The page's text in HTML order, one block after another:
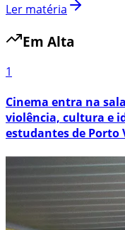
Ler matéria
Em Alta
1
Cinema entra na
violência, cultura e
estudantes de Porto